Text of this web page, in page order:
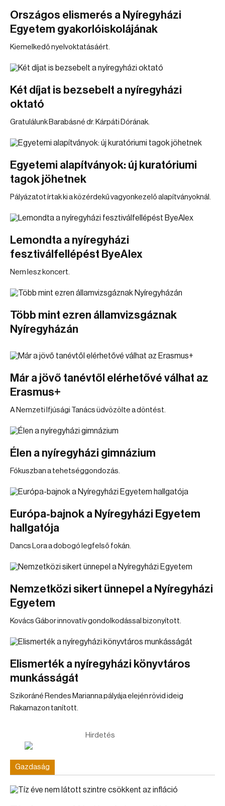
Országos elismerés a Nyíregyházi
Egyetem gyakorlóiskolájának
Kiemelkedő nyelvoktatásáért.
Két díjat is bezsebelt a nyíregyházi
oktató
Gratulálunk Barabásné dr. Kárpáti Dórának.
Egyetemi alapítványok: új kuratóriumi
tagok jöhetnek
Pályázatot írtak ki a közérdekű vagyonkezelő alapítványoknál.
Lemondta a nyíregyházi
fesztiválfellépést ByeAlex
Nem lesz koncert.
Több mint ezren államvizsgáznak
Nyíregyházán
Már a jövő tanévtől elérhetővé válhat az
Erasmus+
A Nemzeti Ifjúsági Tanács üdvözölte a döntést.
Élen a nyíregyházi gimnázium
Fókuszban a tehetséggondozás.
Európa-bajnok a Nyíregyházi Egyetem
hallgatója
Dancs Lora a dobogó legfelső fokán.
Nemzetközi sikert ünnepel a Nyíregyházi
Egyetem
Kovács Gábor innovatív gondolkodással bizonyított.
Elismerték a nyíregyházi könyvtáros
munkásságát
Szikoráné Rendes Marianna pályája elején rövid ideig
Rakamazon tanított.
Hirdetés
Gazdaság